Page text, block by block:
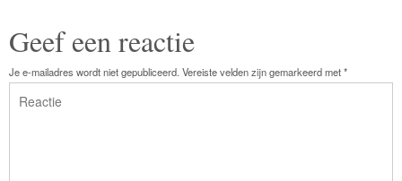
Geef een reactie
Je e-mailadres wordt niet gepubliceerd. Vereiste velden zijn gemarkeerd met*